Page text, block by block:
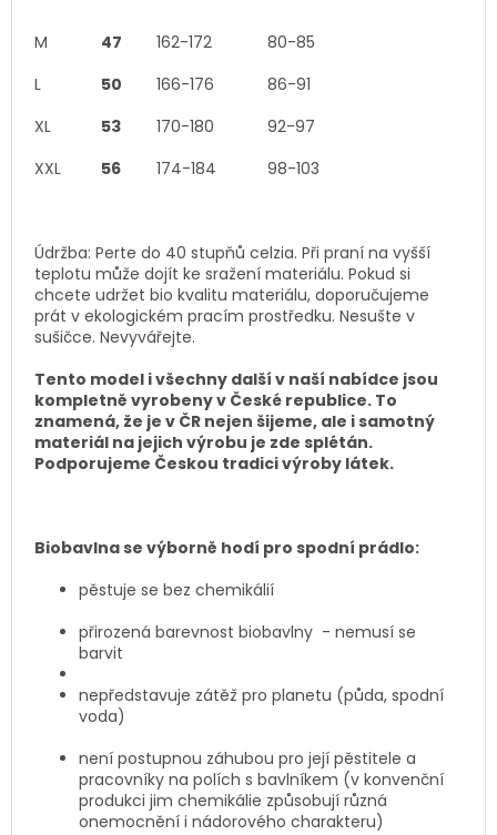
M 47 162-172
80-85
L
50 166-176
86-91
XL
53 170-180
92-97
XXL
56 174-184 98-103
Údržba: Perte do 40 stupňů celzia. Při praní na vyšší
teplotu může dojít ke sražení materiálu. Pokud si
chcete udržet bio kvalitu materiálu, doporučujeme
prát v ekologickém pracím prostředku. Nesušte v
sušičce. Nevyvářejte.
Tento model i všechny další v naší nabídce jsou
kompletně vyrobeny v České republice. To
znamená, že je v ČR nejen šijeme, ale i samotný
materiál na jejich výrobu je zde splétán.
Podporujeme Českou tradici výroby látek.
Biobavlna se výborně hodí pro spodní prádlo:
pěstuje se bez chemikálií
přirozená barevnost biobavlny - nemusí se
barvit
nepředstavuje zátěž pro planetu (půda, spodní
voda)
není postupnou záhubou pro její pěstitele a
pracovníky na polích s bavlníkem (v konvenční
produkci jim chemikálie způsobují různá
onemocnění i nádorového charakteru)